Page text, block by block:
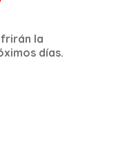
la
días.